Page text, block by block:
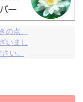
の点、
いまし
い。